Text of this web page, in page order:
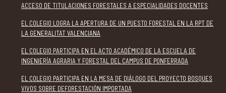
ACCESO DE TITULACIONES FORESTALES A ESPECIALIDADES DOCENTES
EL COLEGIO LOGRA LA APERTURA DE UN PUESTO FORESTAL EN LA RPT DE
LA GENERALITAT VALENCIANA
EL COLEGIO PARTICIPA EN EL ACTO ACADÉMICO DE LA ESCUELA DE
INGENIERÍA AGRARIA Y FORESTAL DEL CAMPUS DE PONFERRADA
EL COLEGIO PARTICIPA EN LA MESA DE DIÁLOGO DEL PROYECTO BOSQUES
VIVOS SOBRE DEFORESTACIÓN IMPORTADA